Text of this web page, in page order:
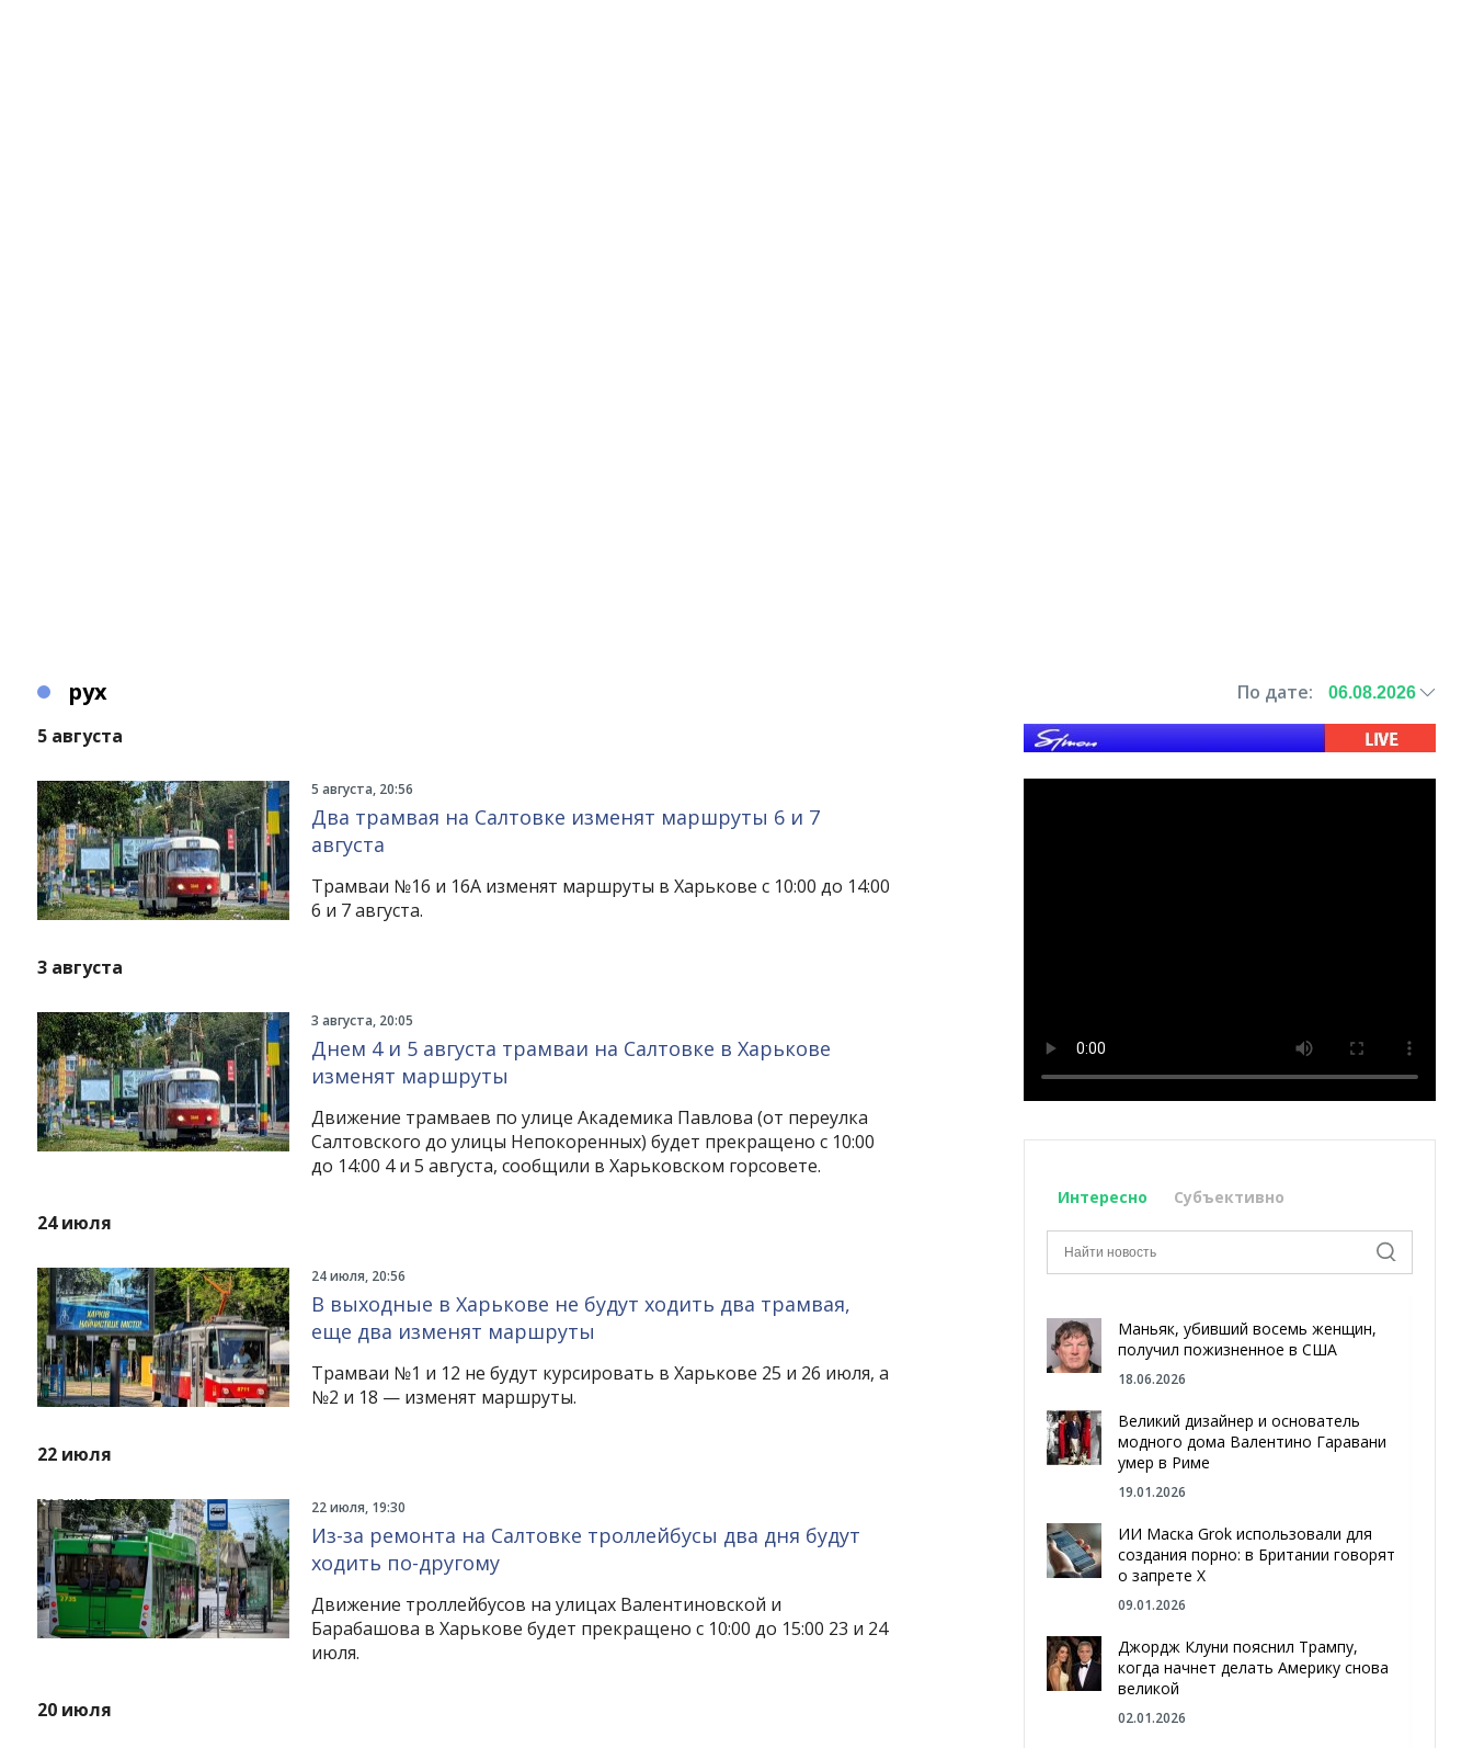
рух
По дате:
5 августа
5 августа, 20:56
Два трамвая на Салтовке изменят маршруты 6 и 7
августа
Трамваи №16 и 16А изменят маршруты в Харькове с 10:00 до 14:00
6 и 7 августа.
3 августа
3 августа, 20:05
Днем 4 и 5 августа трамваи на Салтовке в Харькове
изменят маршруты
Движение трамваев по улице Академика Павлова (от переулка
Салтовского до улицы Непокоренных) будет прекращено с 10:00
до 14:00 4 и 5 августа, сообщили в Харьковском горсовете.
24 июля
24 июля, 20:56
В выходные в Харькове не будут ходить два трамвая,
еще два изменят маршруты
Трамваи №1 и 12 не будут курсировать в Харькове 25 и 26 июля, а
№2 и 18 — изменят маршруты.
22 июля
22 июля, 19:30
Из-за ремонта на Салтовке троллейбусы два дня будут
ходить по-другому
Движение троллейбусов на улицах Валентиновской и
Барабашова в Харькове будет прекращено с 10:00 до 15:00 23 и 24
июля.
20 июля
Интересно Субъективно
Маньяк, убивший восемь женщин,
получил пожизненное в США
18.06.2026
Великий дизайнер и основатель
модного дома Валентино Гаравани
умер в Риме
19.01.2026
ИИ Маска Grok использовали для
создания порно: в Британии говорят
о запрете Х
09.01.2026
Джордж Клуни пояснил Трампу,
когда начнет делать Америку снова
великой
02.01.2026